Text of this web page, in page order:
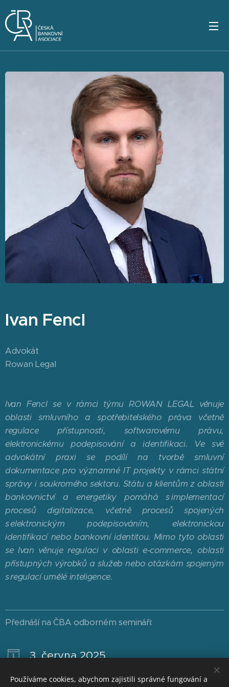
Ivan Fencl
Advokát
Rowan Legal
Ivan Fencl se v rámci týmu ROWAN LEGAL věnuje
oblasti smluvního a spotřebitelského práva včetně
regulace přístupnosti, softwarovému právu,
elektronickému podepisování a identifikaci. Ve své
advokátní praxi se podílí na tvorbě smluvní
dokumentace pro významné IT projekty v rámci státní
správy i soukromého sektoru. Státu a klientům z oblasti
bankovnictví a energetiky pomáhá s implementací
procesů digitalizace, včetně procesů spojených
s elektronickým podepisováním, elektronickou
identifikací nebo bankovní identitou. Mimo tyto oblasti
se Ivan věnuje regulaci v oblasti e-commerce, oblasti
přístupných výrobků a služeb nebo otázkám spojeným
s regulací umělé inteligence.
Přednáší na ČBA odborném semináři:
3. června 2025
ACCESSIBILITY
Používáme cookies, abychom zajistili správné fungování a